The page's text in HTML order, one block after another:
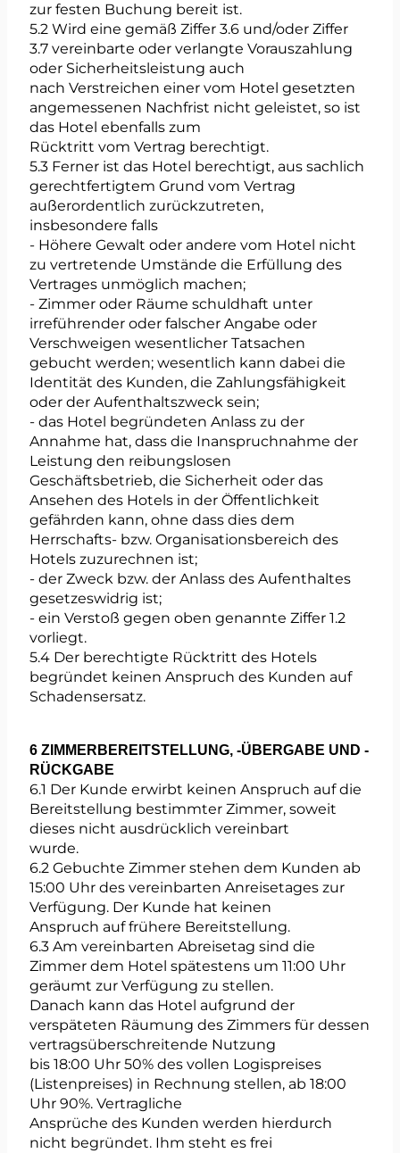
zur festen Buchung bereit ist.
5.2 Wird eine gemäß Ziffer 3.6 und/oder Ziffer
3.7 vereinbarte oder verlangte Vorauszahlung
oder Sicherheitsleistung auch
nach Verstreichen einer vom Hotel gesetzten
angemessenen Nachfrist nicht geleistet, so ist
das Hotel ebenfalls zum
Rücktritt vom Vertrag berechtigt.
5.3 Ferner ist das Hotel berechtigt, aus sachlich
gerechtfertigtem Grund vom Vertrag
außerordentlich zurückzutreten,
insbesondere falls
- Höhere Gewalt oder andere vom Hotel nicht
zu vertretende Umstände die Erfüllung des
Vertrages unmöglich machen;
- Zimmer oder Räume schuldhaft unter
irreführender oder falscher Angabe oder
Verschweigen wesentlicher Tatsachen
gebucht werden; wesentlich kann dabei die
Identität des Kunden, die Zahlungsfähigkeit
oder der Aufenthaltszweck sein;
- das Hotel begründeten Anlass zu der
Annahme hat, dass die Inanspruchnahme der
Leistung den reibungslosen
Geschäftsbetrieb, die Sicherheit oder das
Ansehen des Hotels in der Öffentlichkeit
gefährden kann, ohne dass dies dem
Herrschafts- bzw. Organisationsbereich des
Hotels zuzurechnen ist;
- der Zweck bzw. der Anlass des Aufenthaltes
gesetzeswidrig ist;
- ein Verstoß gegen oben genannte Ziffer 1.2
vorliegt.
5.4 Der berechtigte Rücktritt des Hotels
begründet keinen Anspruch des Kunden auf
Schadensersatz.
6 ZIMMERBEREITSTELLUNG, -ÜBERGABE UND -
RÜCKGABE
6.1 Der Kunde erwirbt keinen Anspruch auf die
Bereitstellung bestimmter Zimmer, soweit
dieses nicht ausdrücklich vereinbart
wurde.
6.2 Gebuchte Zimmer stehen dem Kunden ab
15:00 Uhr des vereinbarten Anreisetages zur
Verfügung. Der Kunde hat keinen
Anspruch auf frühere Bereitstellung.
6.3 Am vereinbarten Abreisetag sind die
Zimmer dem Hotel spätestens um 11:00 Uhr
geräumt zur Verfügung zu stellen.
Danach kann das Hotel aufgrund der
verspäteten Räumung des Zimmers für dessen
vertragsüberschreitende Nutzung
bis 18:00 Uhr 50% des vollen Logispreises
(Listenpreises) in Rechnung stellen, ab 18:00
Uhr 90%. Vertragliche
Ansprüche des Kunden werden hierdurch
nicht begründet. Ihm steht es frei